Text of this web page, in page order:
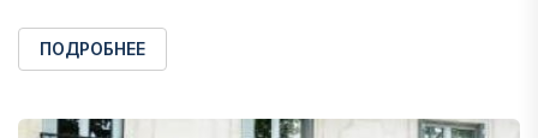
ПОДРОБНЕЕ